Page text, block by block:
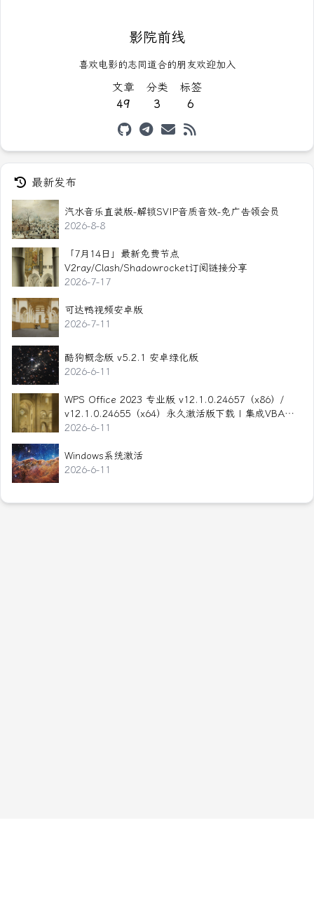
影院前线
喜欢电影的志同道合的朋友欢迎加入
文章
49
分类
3
标签
6
最新发布
汽水音乐直装版-解锁SVIP音质音效-免广告领会员
2026-8-8
「7月14日」最新免费节点
V2ray/Clash/Shadowrocket订阅链接分享
2026-7-17
可达鸭视频安卓版
2026-7-11
酷狗概念版 v5.2.1 安卓绿化版
2026-6-11
WPS Office 2023 专业版 v12.1.0.24657（x86）/
v12.1.0.24655（x64）永久激活版下载 | 集成VBA ·
无云服务 · 全面兼容Office
2026-6-11
Windows系统激活
2026-6-11